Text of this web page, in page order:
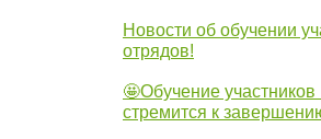
Новости об обучении
отрядов!
🤩Обучение участников
стремится к